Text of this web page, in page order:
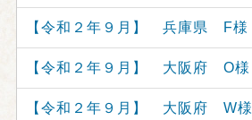
【令和２年９月】 兵庫県 F様
【令和２年９月】 大阪府 O様
【令和２年９月】 大阪府 W様